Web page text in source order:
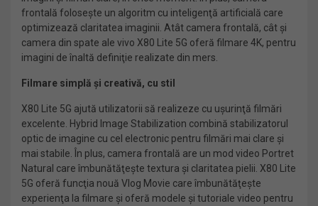
frontală foloseşte un algoritm cu inteligenţă artificială care
optimizează claritatea imaginii. Atât camera frontală, cât şi
camera din spate ale vivo X80 Lite 5G oferă filmare 4K, pentru
imagini de înaltă definiţie realizate din mers.
Filmare simplă şi creativă, cu stil
X80 Lite 5G ajută utilizatorii să realizeze cu uşurinţă filmări
excelente. Hybrid Image Stabilization combină stabilizatorul
optic de imagine cu cel electronic pentru filmări mai clare şi
mai stabile. În plus, camera frontală are un mod video Portret
Natural care îmbunătăţeşte textura şi claritatea pielii. X80 Lite
5G oferă funcţia nouă Vlog Movie care îmbunătăţeşte
experienţa la filmare şi oferă modele şi tutoriale video pentru